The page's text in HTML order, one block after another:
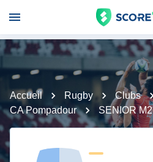
Accueil Rugby Clubs
CA Pompadour
SENIOR M2